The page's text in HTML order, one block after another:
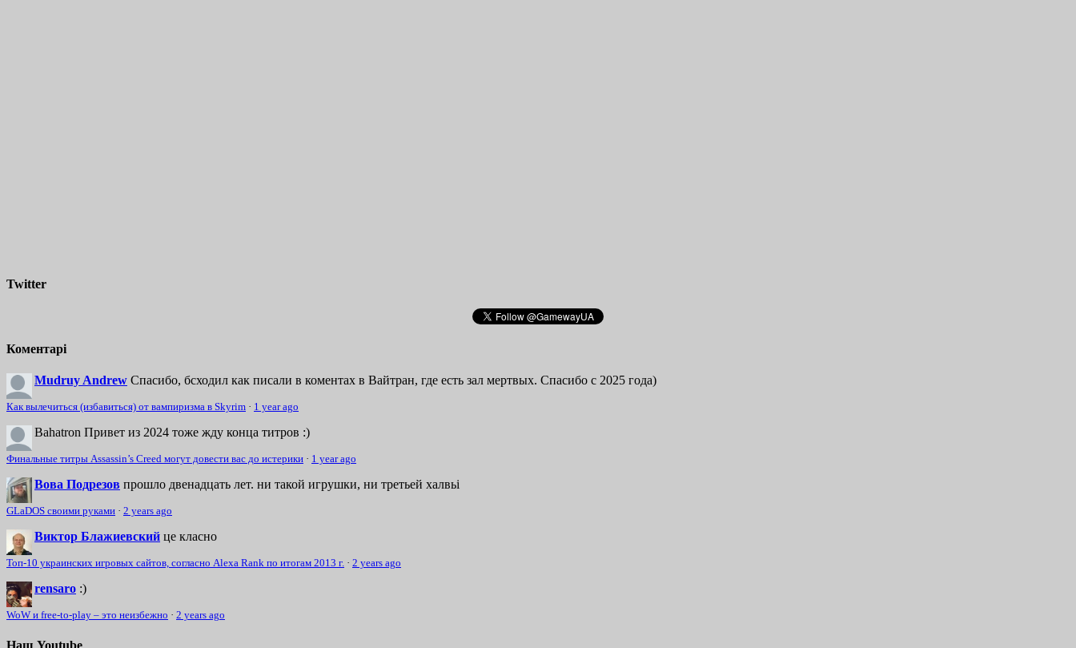
Twitter
Коментарі
Mudruy Andrew Спасибо, бсходил как писали в коментах в Вайтран, где есть зал мертвых. Спасибо с 2025 года)
Как вылечиться (избавиться) от вампиризма в Skyrim · 1 year ago
Bahatron Привет из 2024 тоже жду конца титров :)
Финальные титры Assassin’s Creed могут довести вас до истерики · 1 year ago
Вова Подрезов прошло двенадцать лет. ни такой игрушки, ни третьей халвьі
GLaDOS своими руками · 2 years ago
Виктор Блажиевский це класно
Топ-10 украинских игровых сайтов, согласно Alexa Rank по итогам 2013 г. · 2 years ago
rensaro :)
WoW и free-to-play – это неизбежно · 2 years ago